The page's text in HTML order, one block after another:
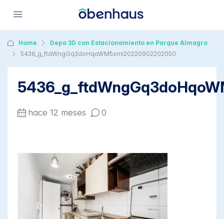
Home
Depa 3D con Estacionamiento en Parque Almagro
5436_g_ftdWngGq3doHqoWM5smi20220902202050
hace 12 meses 0